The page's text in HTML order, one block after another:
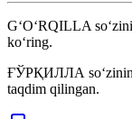
G‘O‘RQILLA
ko‘ring.
ҒЎРҚИЛЛА
taqdim qilingan.